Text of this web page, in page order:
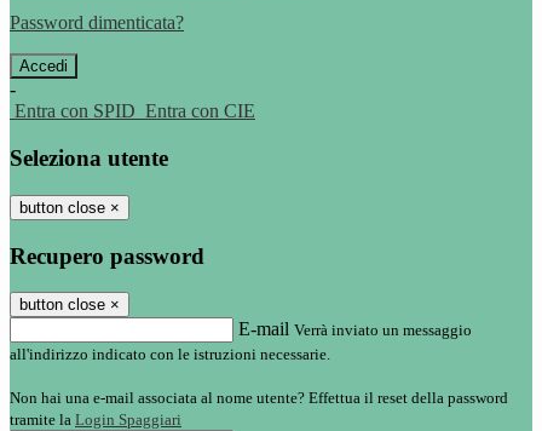
Password dimenticata?
-
Entra con SPID Entra con CIE
Seleziona utente
button close ×
Recupero password
button close ×
E-mail Verrà inviato un messaggio
all'indirizzo indicato con le istruzioni necessarie.
Non hai una e-mail associata al nome utente? Effettua il reset della password
tramite la Login Spaggiari